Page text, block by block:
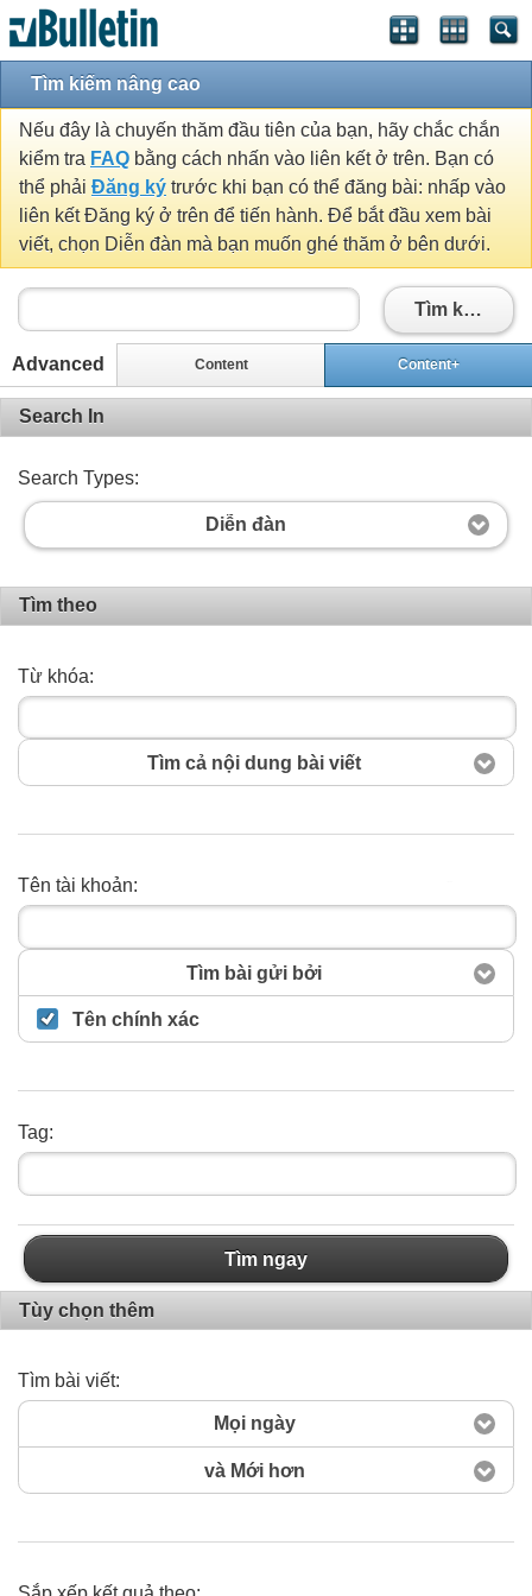
Tìm kiếm nâng cao
Nếu đây là chuyến thăm đầu tiên của bạn, hãy chắc chắn
kiểm tra FAQ bằng cách nhấn vào liên kết ở trên. Bạn có
thể phải Đăng ký trước khi bạn có thể đăng bài: nhấp vào
liên kết Đăng ký ở trên để tiến hành. Để bắt đầu xem bài
viết, chọn Diễn đàn mà bạn muốn ghé thăm ở bên dưới.
Tìm kiếm
Advanced Content Content+
Search In
Search Types:
Diễn đàn
Tìm theo
Từ khóa:
Tìm cả nội dung bài viết
Tên tài khoản:
Tìm bài gửi bởi
Tên chính xác
Tag:
Tìm ngay
Tùy chọn thêm
Tìm bài viết:
Mọi ngày
và Mới hơn